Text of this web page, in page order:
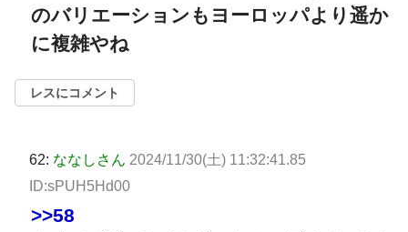
のバリエーションもヨーロッパより遥か
に複雑やね
レスにコメント
62: ななしさん 2024/11/30(土) 11:32:41.85
ID:sPUH5Hd00
>>58